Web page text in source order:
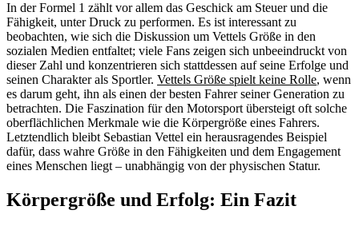
In der Formel 1 zählt vor allem das Geschick am Steuer und die
Fähigkeit, unter Druck zu performen. Es ist interessant zu
beobachten, wie sich die Diskussion um Vettels Größe in den
sozialen Medien entfaltet; viele Fans zeigen sich unbeeindruckt von
dieser Zahl und konzentrieren sich stattdessen auf seine Erfolge und
seinen Charakter als Sportler. Vettels Größe spielt keine Rolle, wenn
es darum geht, ihn als einen der besten Fahrer seiner Generation zu
betrachten. Die Faszination für den Motorsport übersteigt oft solche
oberflächlichen Merkmale wie die Körpergröße eines Fahrers.
Letztendlich bleibt Sebastian Vettel ein herausragendes Beispiel
dafür, dass wahre Größe in den Fähigkeiten und dem Engagement
eines Menschen liegt – unabhängig von der physischen Statur.
Körpergröße und Erfolg: Ein Fazit